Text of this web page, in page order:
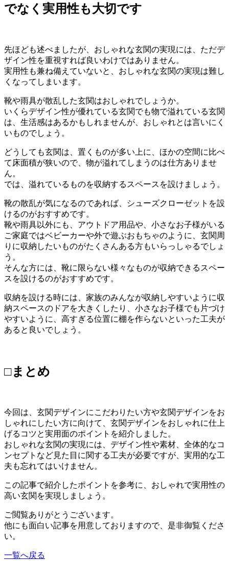
でなく実用性も大切です
先ほども述べましたが、おしゃれな玄関の実現には、ただデ
ザイン性を重視すれば良いわけではありません。
実用性も兼ね備えていないと、おしゃれな玄関の実現は難し
くなってしまいます。
靴や雨具が散乱した玄関はおしゃれでしょうか。
いくらデザイン性が優れている玄関でも物で溢れている玄関
は、生活感はあるかもしれませんが、おしゃれとは言いにく
いものでしょう。
どうしても玄関は、置くものが多い上に、ほかの空間に比べ
て床面積が狭いので、物が溢れてしまうのは仕方ありませ
ん。
では、溢れているものを収納するスペースを設けましょう。
靴の散乱が気になるのであれば、シューズクローゼットを設
けるのがおすすめです。
靴や雨具以外にも、アウトドア用品や、小さなお子様がいる
ご家庭ではベビーカーや外で遊ぶおもちゃのように、玄関周
りに収納したいものがたくさんある方もいらっしゃるでしょ
う。
そんな方には、靴に限らない様々なものが収納できるスペー
スを設けるのがおすすめです。
収納を設ける時には、家族のみんなが収納しやすいように収
納スペースのドアを大きくしたり、小さなお子様でも片づけ
やすいように、高すぎる位置に棚を作らないといった工夫が
あると良いでしょう。
□まとめ
今回は、玄関デザインにこだわりたい方や玄関デザインをお
しゃれにしたい方に向けて、玄関デザインをおしゃれに仕上
げるコツと実用面のポイントを紹介しました。
おしゃれな玄関の実現には、デザイン性や素材、全体的なコ
ンセプトなど見た目に関する工夫が必要ですが、実用的な工
夫も忘れてはいけません。
この記事で紹介したポイントを参考に、おしゃれで実用性の
高い玄関を実現しましょう。
ご閲覧ありがとうございます。
他にも面白い記事を用意しておりますので、是非御覧くださ
い。
一覧へ戻る